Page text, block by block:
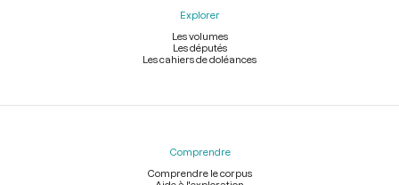
Explorer
Les volumes
Les députés
Les cahiers de doléances
Comprendre
Comprendre le corpus